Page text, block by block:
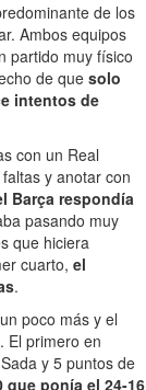
de los
Ambos equipos
partido muy físico
de que solo
intentos de
con un Real
y anotar con
Barça respondía
pasando muy
que hiciera
cuarto, el
.
poco más y el
. El primero en
y 5 puntos de
que ponía el 24-16